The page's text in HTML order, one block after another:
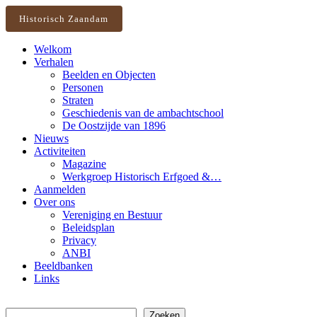
Historisch Zaandam
Welkom
Verhalen
Beelden en Objecten
Personen
Straten
Geschiedenis van de ambachtschool
De Oostzijde van 1896
Nieuws
Activiteiten
Magazine
Werkgroep Historisch Erfgoed &…
Aanmelden
Over ons
Vereniging en Bestuur
Beleidsplan
Privacy
ANBI
Beeldbanken
Links